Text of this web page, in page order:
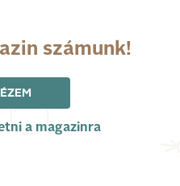
számunk!
a magazinra